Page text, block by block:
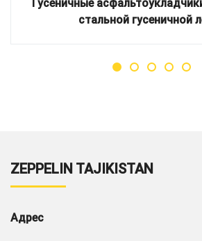
Гусеничные
стальной гусеничной
ZEPPELIN TAJIKISTAN
Адрес